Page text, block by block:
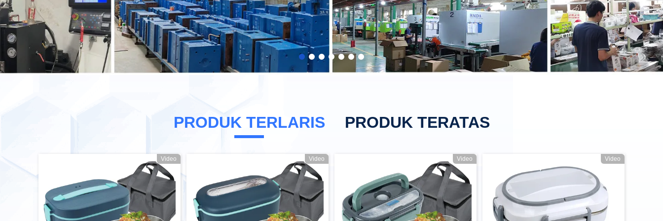
PRODUK TERLARIS PRODUK TERATAS
Video Video Video Video
304 Pemanas Alat Bantuan Dapur Baja Rinsing Untuk Penghapusan Es Baking Roti dapur Toaster Otomatis 304 stainless steel Disesuaikan
Otomatis Kitchenaid Wide Slot Toaster 2 Slice Power 850W OEM